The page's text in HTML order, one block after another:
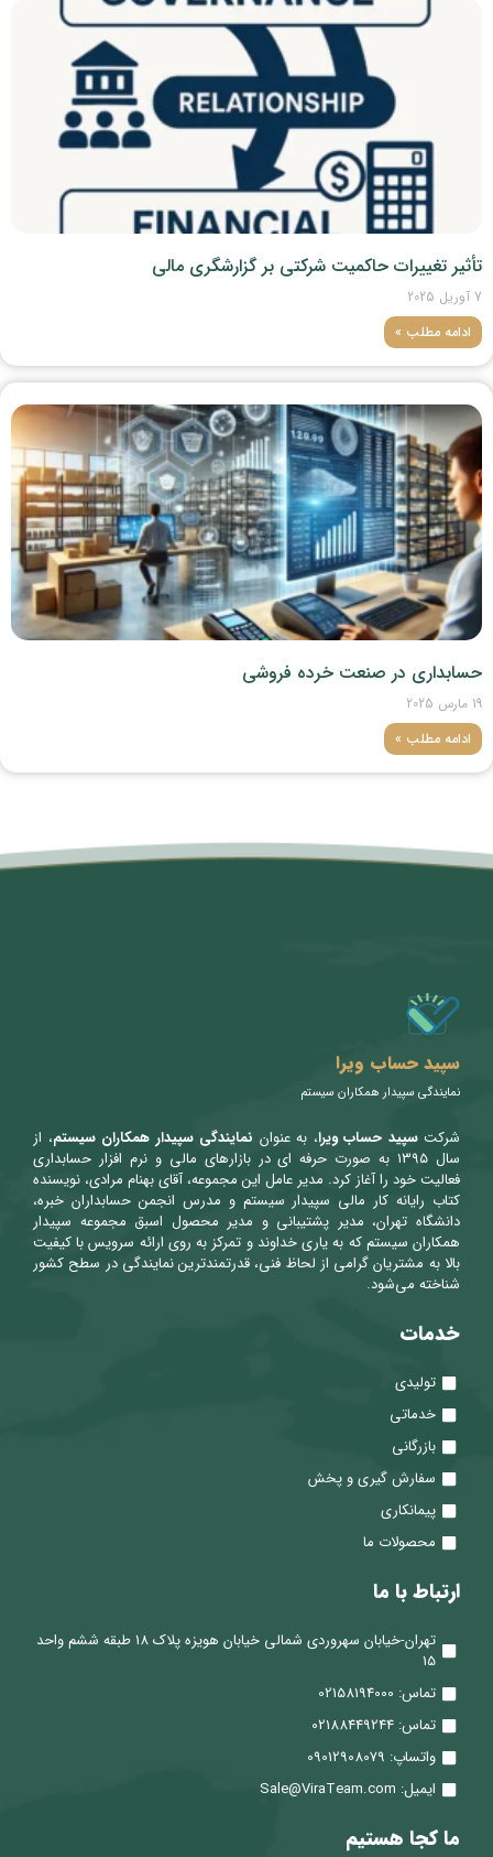
تأثیر تغییرات حاکمیت شرکتی بر گزارشگری مالی
7 آوریل 2025
ادامه مطلب »
حسابداری در صنعت خرده‌ فروشی
19 مارس 2025
ادامه مطلب »
متن سربرگ خود را وارد کنید
سپید حساب ویرا
نمایندگی سپیدار همکاران سیستم
شرکتسپید حساب ویرا، به عنوان نمایندگی سپیدار همکاران سیستم، از
سال ۱۳۹۵ به صورت حرفه ای در بازارهای مالی و نرم افزار حسابداری
فعالیت خود را آغاز کرد. مدیر عامل این مجموعه، آقای بهنام مرادی، نویسنده
کتاب رایانه کار مالی سپیدار سیستم و مدرس انجمن حسابداران خبره،
دانشگاه تهران، مدیر پشتیبانی و مدیر محصول اسبق مجموعه سپیدار
همکاران سیستم که به یاری خداوند و تمرکز به روی ارائه سرویس با کیفیت
بالا به مشتریان گرامی از لحاظ فنی، قدرتمندترین نمایندگی در سطح کشور
شناخته می‌شود.
خدمات
تولیدی
خدماتی
بازرگانی
سفارش گیری و پخش
پیمانکاری
محصولات ما
ارتباط با ما
تهران-خیابان سهروردی شمالی خیابان هویزه پلاک 18 طبقه ششم واحد
15
تماس: 02158194000
تماس: 02188449244
واتساپ: 09012908079
ایمیل: Sale@ViraTeam.com
ما کجا هستیم